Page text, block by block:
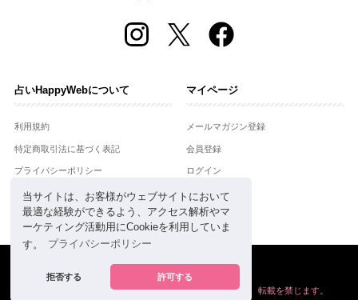
当サイトは、お客様がウェブサイトにおいて
最適な経験ができるよう、アクセス解析やマ
ーケティング活動用にCookieを利用していま
す。
プライバシーポリシー
拒否する 許可する
占いHappyWebについて
利用規約
特定商取引法に基づく表記
プライバシーポリシー
運営会社
お問合せ
マイページ
メールマガジン登録
会員登録
ログイン
powered by
掲載の情報や画像など、すべてのコンテンツの無断複写、転載を禁じます。